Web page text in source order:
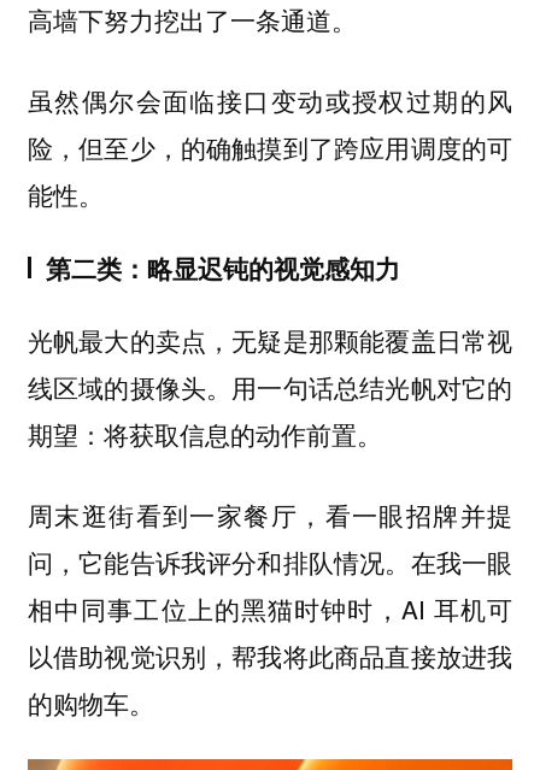
高墙下努力挖出了一条通道。
虽然偶尔会面临接口变动或授权过期的风
险，但至少，的确触摸到了跨应用调度的可
能性。
第二类：略显迟钝的视觉感知力
光帆最大的卖点，无疑是那颗能覆盖日常视
线区域的摄像头。用一句话总结光帆对它的
期望：将获取信息的动作前置。
周末逛街看到一家餐厅，看一眼招牌并提
问，它能告诉我评分和排队情况。在我一眼
相中同事工位上的黑猫时钟时，AI 耳机可
以借助视觉识别，帮我将此商品直接放进我
的购物车。